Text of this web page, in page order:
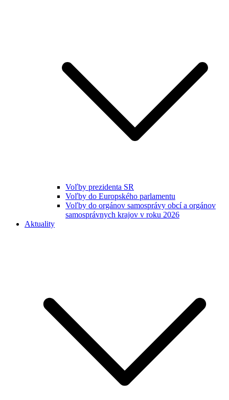
Voľby prezidenta SR
Voľby do Europského parlamentu
Voľby do orgánov samosprávy obcí a orgánov
samosprávnych krajov v roku 2026
Aktuality